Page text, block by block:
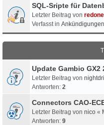
SQL-Sripte für
Letzter Beitrag von redone
Verfasst in
Update Gambio
Letzter Beitrag von
Antworten: 2
Connectors CAO-
Letzter Beitrag von nico «
Antworten: 9